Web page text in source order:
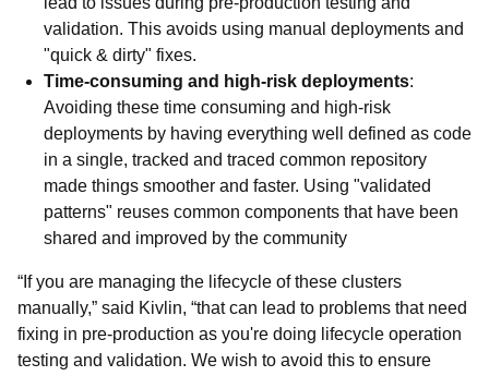
validation. This avoids using manual deployments and
"quick & dirty" fixes.
Time-consuming and high-risk deployments:
Avoiding these time consuming and high-risk
deployments by having everything well defined as code
in a single, tracked and traced common repository
made things smoother and faster. Using "validated
patterns" reuses common components that have been
shared and improved by the community
“If you are managing the lifecycle of these clusters
manually,” said Kivlin, “that can lead to problems that need
fixing in pre-production as you're doing lifecycle operation
testing and validation. We wish to avoid this to ensure